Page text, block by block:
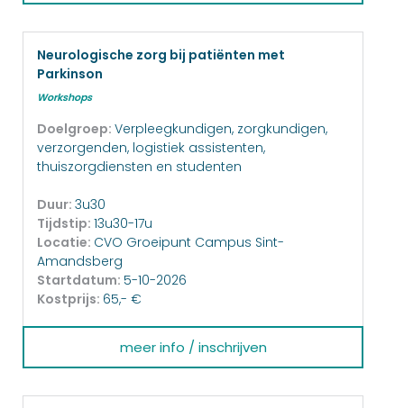
Neurologische zorg bij patiënten met
Parkinson
Workshops
Doelgroep: Verpleegkundigen, zorgkundigen,
verzorgenden, logistiek assistenten,
thuiszorgdiensten en studenten
Duur: 3u30
Tijdstip: 13u30-17u
Locatie: CVO Groeipunt Campus Sint-
Amandsberg
Startdatum: 5-10-2026
Kostprijs: 65,- €
meer info / inschrijven